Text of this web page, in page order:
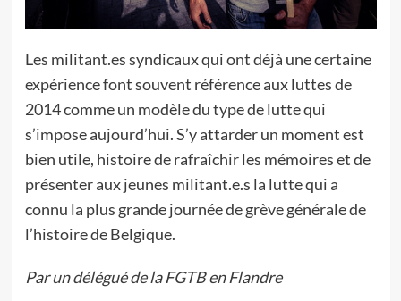
Les militant.es syndicaux qui ont déjà une certaine
expérience font souvent référence aux luttes de
2014 comme un modèle du type de lutte qui
s’impose aujourd’hui. S’y attarder un moment est
bien utile, histoire de rafraîchir les mémoires et de
présenter aux jeunes militant.e.s la lutte qui a
connu la plus grande journée de grève générale de
l’histoire de Belgique.
Par un délégué de la FGTB en Flandre